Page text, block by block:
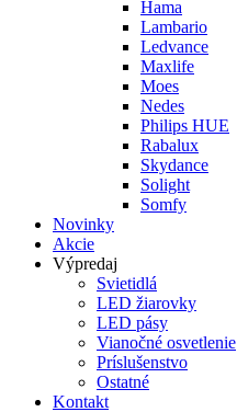
Hama
Lambario
Ledvance
Maxlife
Moes
Nedes
Philips HUE
Rabalux
Skydance
Solight
Somfy
Novinky
Akcie
Výpredaj
Svietidlá
LED žiarovky
LED pásy
Vianočné osvetlenie
Príslušenstvo
Ostatné
Kontakt